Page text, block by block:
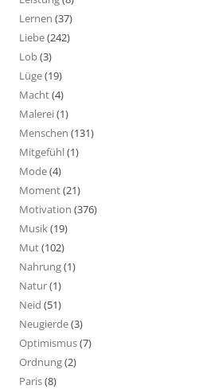
Lernen (37)
Liebe(242)
Lob(3)
Lüge(19)
Macht(4)
Malerei(1)
Menschen (131)
Mitgefühl(1)
Mode(4)
Moment(21)
Motivation (376)
Musik(19)
Mut(102)
Nahrung(1)
Natur(1)
Neid (51)
Neugierde(3)
Optimismus(7)
Ordnung(2)
Paris(8)